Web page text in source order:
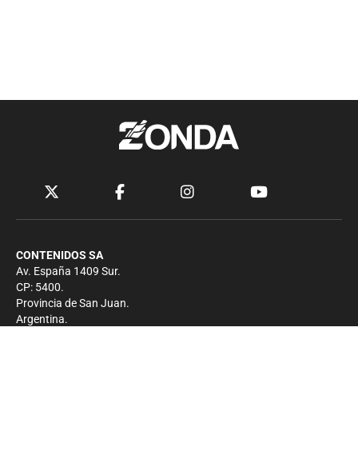
CONTENIDOS SA
Av. España 1409 Sur.
CP: 5400.
Provincia de San Juan.
Argentina.